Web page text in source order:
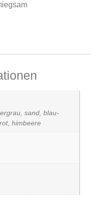
sand, blau-
himbeere